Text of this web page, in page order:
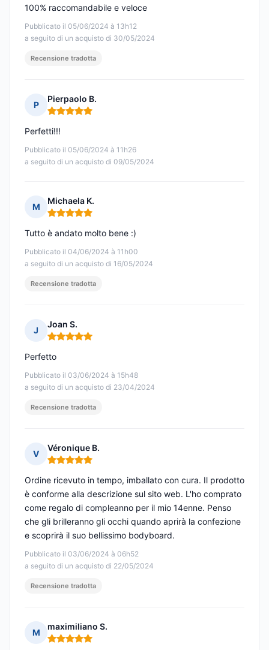
Pubblicato il 05/06/2024 à 13h12
a seguito di un acquisto di 30/05/2024
100% raccomandabile e veloce
Recensione tradotta
P
Pierpaolo B.
Nota: 5 su 5
Pubblicato il 05/06/2024 à 11h26
a seguito di un acquisto di 09/05/2024
Perfetti!!!
M
Michaela K.
Nota: 5 su 5
Pubblicato il 04/06/2024 à 11h00
a seguito di un acquisto di 16/05/2024
Tutto è andato molto bene :)
Recensione tradotta
J
Joan S.
Nota: 5 su 5
Pubblicato il 03/06/2024 à 15h48
a seguito di un acquisto di 23/04/2024
Perfetto
Recensione tradotta
V
Véronique B.
Nota: 5 su 5
Pubblicato il 03/06/2024 à 06h52
a seguito di un acquisto di 22/05/2024
Ordine ricevuto in tempo, imballato con cura. Il prodotto
è conforme alla descrizione sul sito web. L'ho comprato
come regalo di compleanno per il mio 14enne. Penso
che gli brilleranno gli occhi quando aprirà la confezione
e scoprirà il suo bellissimo bodyboard.
Recensione tradotta
M
maximiliano S.
Nota: 5 su 5